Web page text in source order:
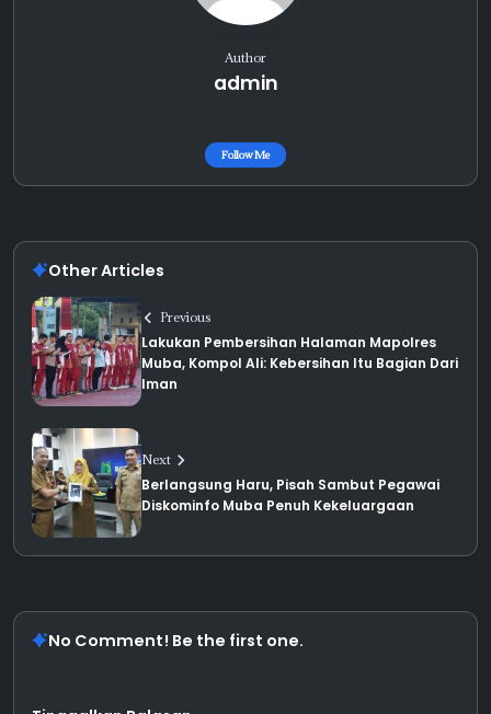
Author
admin
Follow Me
Other Articles
Previous
Lakukan Pembersihan Halaman Mapolres
Muba, Kompol Ali: Kebersihan Itu Bagian Dari
Iman
Next
Berlangsung Haru, Pisah Sambut Pegawai
Diskominfo Muba Penuh Kekeluargaan
No Comment! Be the first one.